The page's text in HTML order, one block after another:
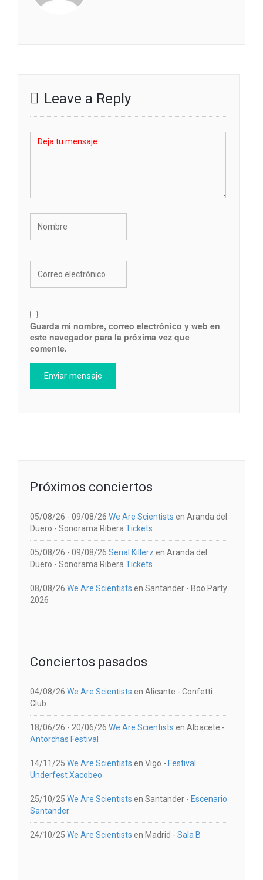
Leave a Reply
Guarda mi nombre, correo electrónico y web en
este navegador para la próxima vez que
comente.
Próximos conciertos
05/08/26 - 09/08/26 We Are Scientists en Aranda del
Duero - Sonorama Ribera Tickets
05/08/26 - 09/08/26 Serial Killerz en Aranda del
Duero - Sonorama Ribera Tickets
08/08/26 We Are Scientists en Santander - Boo Party
2026
Conciertos pasados
04/08/26 We Are Scientists en Alicante - Confetti
Club
18/06/26 - 20/06/26 We Are Scientists en Albacete -
Antorchas Festival
14/11/25 We Are Scientists en Vigo - Festival
Underfest Xacobeo
25/10/25 We Are Scientists en Santander - Escenario
Santander
24/10/25 We Are Scientists en Madrid - Sala B